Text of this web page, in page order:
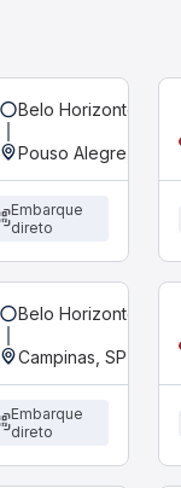
Pouso Alegre, MG -
Embarque
direto
Campinas, SP -
Embarque
direto